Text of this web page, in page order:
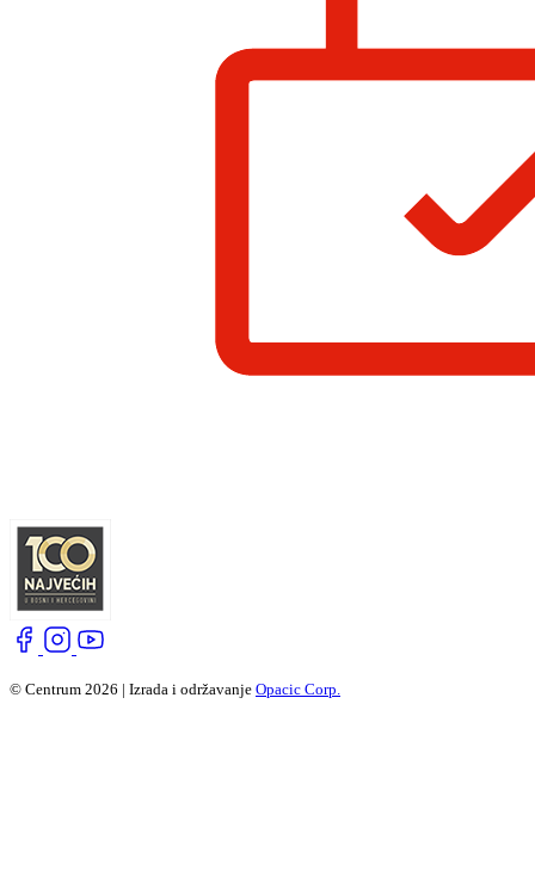
© Centrum 2026 | Izrada i održavanje Opacic Corp.